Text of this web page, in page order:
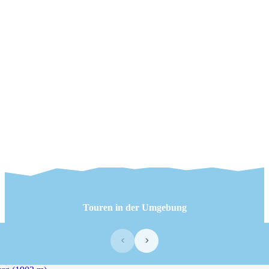
Touren in der Umgebung
‹ ›